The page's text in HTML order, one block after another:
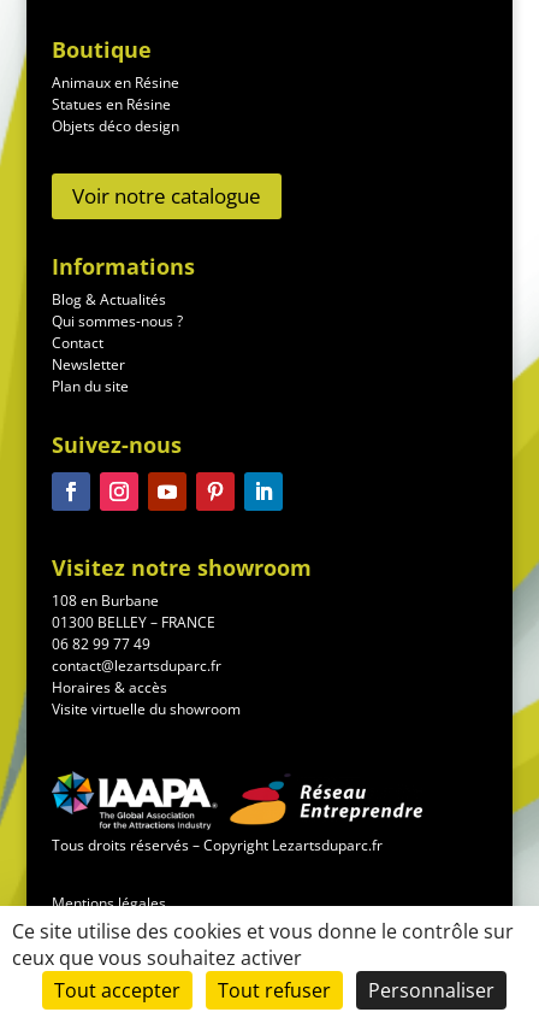
Boutique
Animaux en Résine
Statues en Résine
Objets déco design
Voir notre catalogue
Informations
Blog & Actualités
Qui sommes-nous ?
Contact
Newsletter
Plan du site
Suivez-nous
Visitez notre showroom
108 en Burbane
01300 BELLEY – FRANCE
06 82 99 77 49
contact@lezartsduparc.fr
Horaires & accès
Visite virtuelle du showroom
Tous droits réservés – Copyright Lezartsduparc.fr
Mentions légales
Conditions générales de vente
Ce site utilise des cookies et vous donne le contrôle sur
ceux que vous souhaitez activer
Tout accepter
Tout refuser
Personnaliser